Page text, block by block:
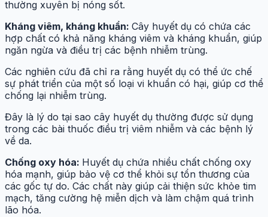
thường xuyên bị nóng sốt.
Kháng viêm, kháng khuẩn: Cây huyết dụ có chứa các
hợp chất có khả năng kháng viêm và kháng khuẩn, giúp
ngăn ngừa và điều trị các bệnh nhiễm trùng.
Các nghiên cứu đã chỉ ra rằng huyết dụ có thể ức chế
sự phát triển của một số loại vi khuẩn có hại, giúp cơ thể
chống lại nhiễm trùng.
Đây là lý do tại sao cây huyết dụ thường được sử dụng
trong các bài thuốc điều trị viêm nhiễm và các bệnh lý
về da.
Chống oxy hóa: Huyết dụ chứa nhiều chất chống oxy
hóa mạnh, giúp bảo vệ cơ thể khỏi sự tổn thương của
các gốc tự do. Các chất này giúp cải thiện sức khỏe tim
mạch, tăng cường hệ miễn dịch và làm chậm quá trình
lão hóa.